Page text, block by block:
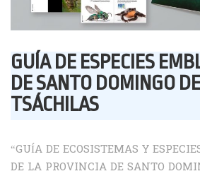
GUÍA DE ESPECIES
DE SANTO DOMINGO
TSÁCHILAS
“GUÍA DE ECOSISTEMAS Y
DE LA PROVINCIA DE SANTO